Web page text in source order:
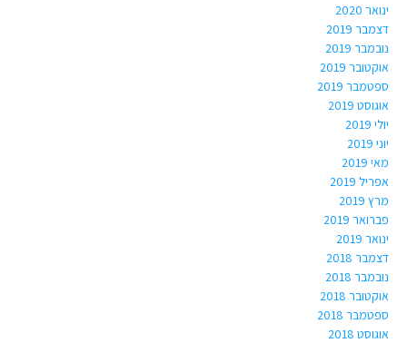
ינואר 2020
דצמבר 2019
נובמבר 2019
אוקטובר 2019
ספטמבר 2019
אוגוסט 2019
יולי 2019
יוני 2019
מאי 2019
אפריל 2019
מרץ 2019
פברואר 2019
ינואר 2019
דצמבר 2018
נובמבר 2018
אוקטובר 2018
ספטמבר 2018
אוגוסט 2018